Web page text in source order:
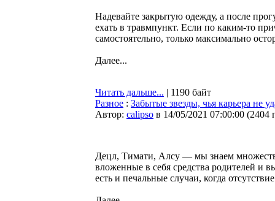
Надевайте закрытую одежду, а после
ехать в травмпункт. Если по каким-то
самостоятельно, только максимально
Далее...
Читать дальше... | 1190 байт
Разное : Забытые звезды, чья карьера не
Автор: calipso в 14/05/2021 07:00:00 (2404
Децл, Тимати, Алсу — мы знаем
вложенные в себя средства родителей и
есть и печальные случаи, когда